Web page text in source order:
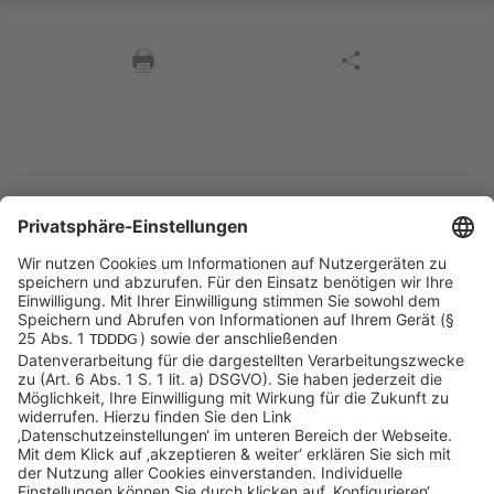
Sycor Kontakt
info@sycor.de
+49 551 490 0
©SYCOR GmbH